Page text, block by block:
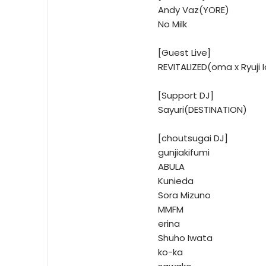
Andy Vaz(YORE)
No Milk
[Guest Live]
REVITALIZED(oma x
[Support DJ]
Sayuri(DESTINATION)
[choutsugai DJ]
gunjiakifumi
ABULA
Kunieda
Sora Mizuno
MMFM
erina
Shuho Iwata
ko-ka